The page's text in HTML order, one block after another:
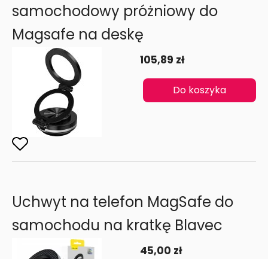
samochodowy próżniowy do
Magsafe na deskę
105,89 zł
Do koszyka
Uchwyt na telefon MagSafe do
samochodu na kratkę Blavec
45,00 zł